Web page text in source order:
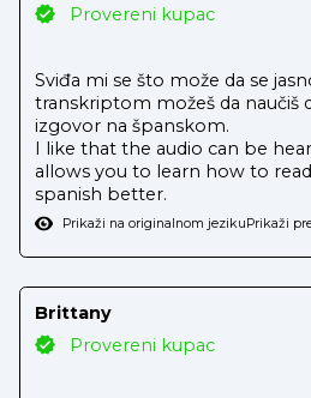
Provereni kupac
Sviđa mi se što može da se
transkriptom možeš da naučiš
izgovor na španskom.
I like that the audio can be
allows you to learn how to
spanish better.
Prikaži na originalnom jezikuPrikaži
Brittany
Provereni kupac